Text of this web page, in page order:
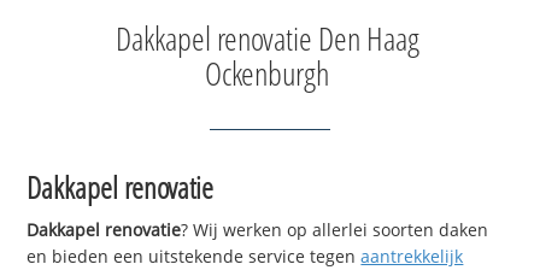
Dakkapel renovatie Den Haag
Ockenburgh
Dakkapel renovatie
Dakkapel renovatie? Wij werken op allerlei soorten daken
en bieden een uitstekende service tegenaantrekkelijk